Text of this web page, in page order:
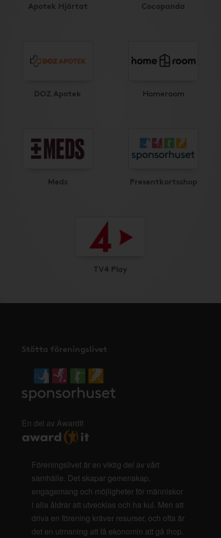
Apotek Hjärtat Cocopanda
DOZ Apotek Homeroom
Meds Presentkortsshop
TV4 Play
Stötta föreningslivet
En del av AwardIt
Föreningslivet är en viktig del av vårt
samhälle. Det skapar gemenskap,
engagemang och möjligheter för människor
i alla åldrar att utvecklas och ha kul. Men att
driva en förening kräver resurser, och ofta är
det en utmaning att få ekonomin att gå ihop.